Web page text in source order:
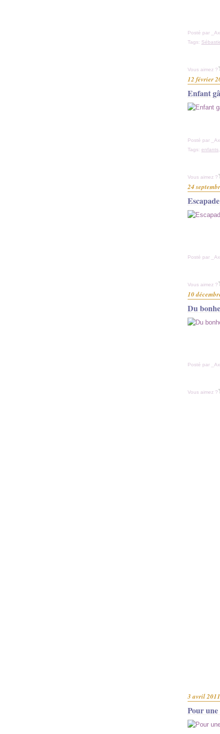
Posté par
Tags:
Vous aimez ?
12 février
Enfant
Posté par
Tags: enfants
Vous aimez ?
24
Posté par
Vous aimez ?
10
Du
Posté par
Vous aimez ?
3 avril 2011
Pour